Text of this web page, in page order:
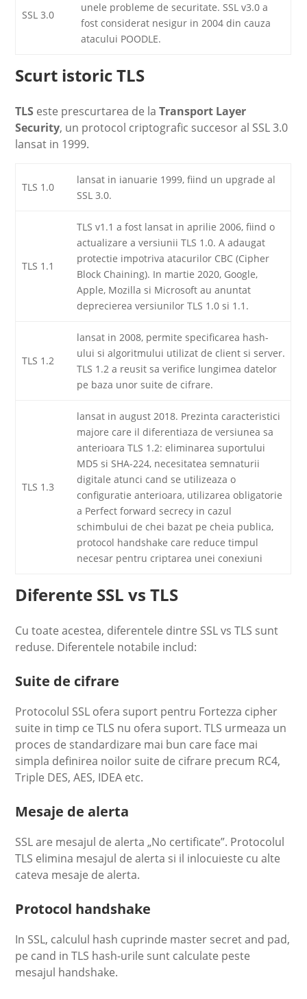
SSL 3.0
unele probleme de securitate. SSL v3.0 a
fost considerat nesigur in 2004 din cauza
atacului POODLE.
Scurt istoric TLS
TLS este prescurtarea de laTransport Layer
Security, un protocol criptografic succesor al SSL 3.0
lansat in 1999.
TLS 1.0
lansat in ianuarie 1999, fiind un upgrade al
SSL 3.0.
TLS 1.1
TLS v1.1 a fost lansat in aprilie 2006, fiind o
actualizare a versiunii TLS 1.0. A adaugat
protectie impotriva atacurilor CBC (Cipher
Block Chaining). In martie 2020, Google,
Apple, Mozilla si Microsoft au anuntat
deprecierea versiunilor TLS 1.0 si 1.1.
TLS 1.2
lansat in 2008, permite specificarea hash-
ului si algoritmului utilizat de client si server.
TLS 1.2 a reusit sa verifice lungimea datelor
pe baza unor suite de cifrare.
TLS 1.3
lansat in august 2018. Prezinta caracteristici
majore care il diferentiaza de versiunea sa
anterioara TLS 1.2: eliminarea suportului
MD5 si SHA-224, necesitatea semnaturii
digitale atunci cand se utilizeaza o
configuratie anterioara, utilizarea obligatorie
a Perfect forward secrecy in cazul
schimbului de chei bazat pe cheia publica,
protocol handshake care reduce timpul
necesar pentru criptarea unei conexiuni
Diferente SSL vs TLS
Cu toate acestea, diferentele dintre SSL vs TLS sunt
reduse. Diferentele notabile includ:
Suite de cifrare
Protocolul SSL ofera suport pentru Fortezza cipher
suite in timp ce TLS nu ofera suport. TLS urmeaza un
proces de standardizare mai bun care face mai
simpla definirea noilor suite de cifrare precum RC4,
Triple DES, AES, IDEA etc.
Mesaje de alerta
SSL are mesajul de alerta „No certificate”. Protocolul
TLS elimina mesajul de alerta si il inlocuieste cu alte
cateva mesaje de alerta.
Protocol handshake
In SSL, calculul hash cuprinde master secret and pad,
pe cand in TLS hash-urile sunt calculate peste
mesajul handshake.